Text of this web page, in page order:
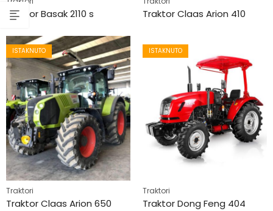
Traktor Basak 2110 s Traktor Claas Arion 410
ISTAKNUTO
Traktori
Traktor Claas Arion 650
ISTAKNUTO
Traktori
Traktor Dong Feng 404